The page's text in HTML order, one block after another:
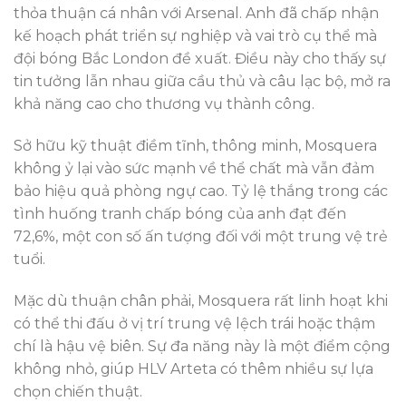
thỏa thuận cá nhân với Arsenal. Anh đã chấp nhận
kế hoạch phát triển sự nghiệp và vai trò cụ thể mà
đội bóng Bắc London đề xuất. Điều này cho thấy sự
tin tưởng lẫn nhau giữa cầu thủ và câu lạc bộ, mở ra
khả năng cao cho thương vụ thành công.
Sở hữu kỹ thuật điềm tĩnh, thông minh, Mosquera
không ỷ lại vào sức mạnh về thể chất mà vẫn đảm
bảo hiệu quả phòng ngự cao. Tỷ lệ thắng trong các
tình huống tranh chấp bóng của anh đạt đến
72,6%, một con số ấn tượng đối với một trung vệ trẻ
tuổi.
Mặc dù thuận chân phải, Mosquera rất linh hoạt khi
có thể thi đấu ở vị trí trung vệ lệch trái hoặc thậm
chí là hậu vệ biên. Sự đa năng này là một điểm cộng
không nhỏ, giúp HLV Arteta có thêm nhiều sự lựa
chọn chiến thuật.